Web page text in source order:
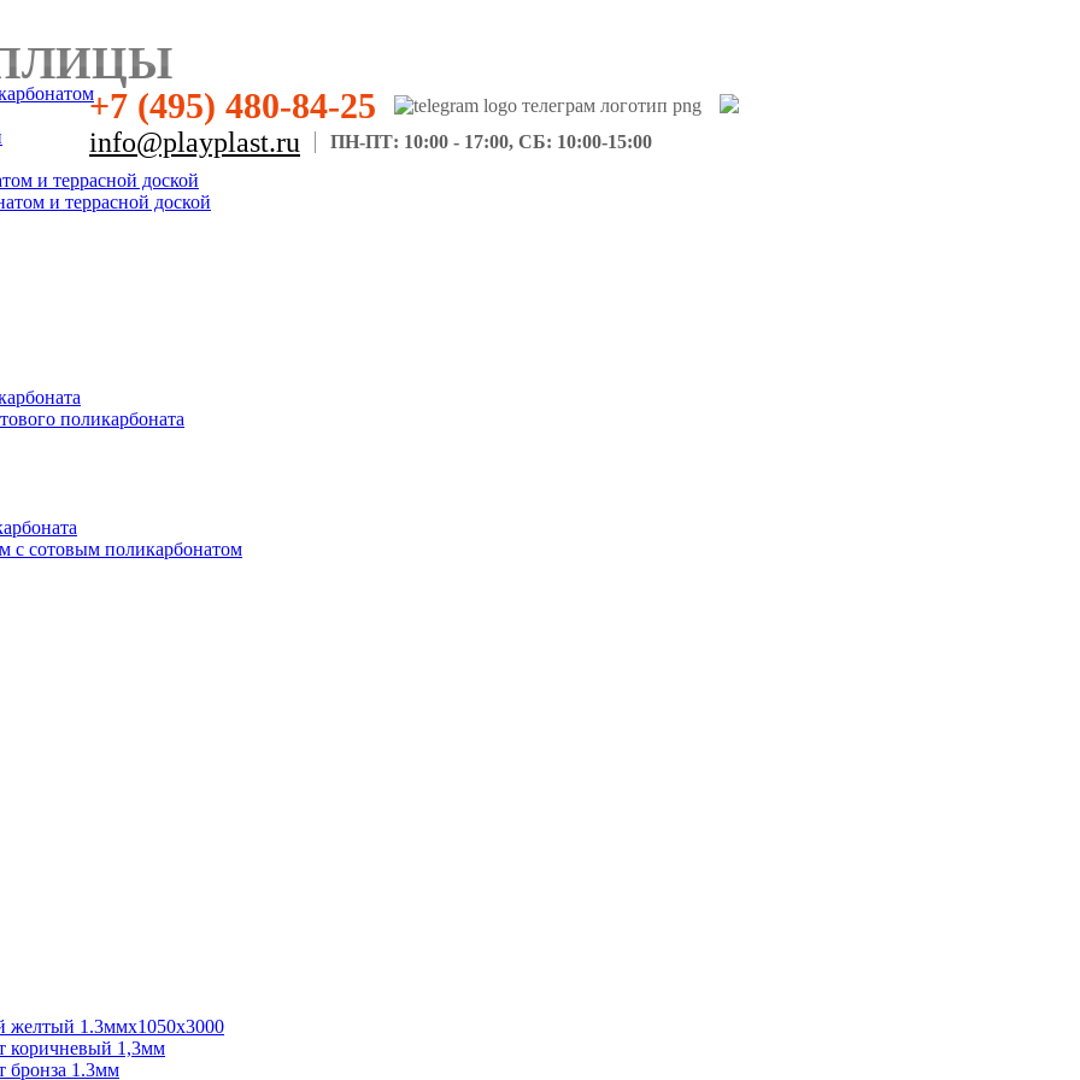
+7 (495) 480-84-25
info@playplast.ru ПН-ПТ: 10:00 - 17:00, СБ: 10:00-15:00
и террасной доской
и террасной доской
поликарбоната
с сотовым поликарбонатом
желтый 1.3ммх1050х3000
коричневый 1,3мм
бронза 1.3мм